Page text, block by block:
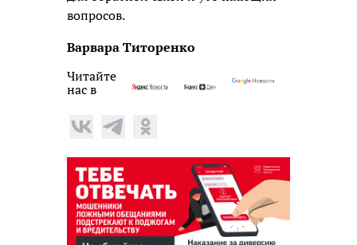
вопросов.
Варвара Титоренко
Читайте
нас в